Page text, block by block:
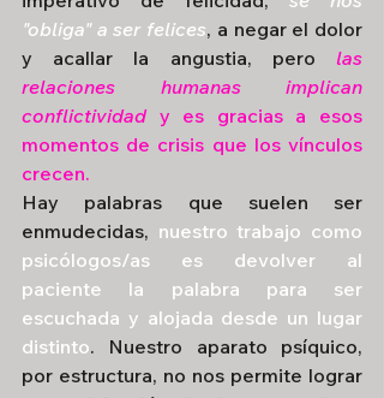
"obliga" a ser felices, a negar el dolor
y acallar la angustia, pero las
relaciones humanas implican
conflictividad y es gracias a esos
momentos de crisis que los vínculos
crecen.
Hay palabras que suelen ser
enmudecidas, nuestro trabajo como
psicólogos/as es devolver al
paciente la palabra para ser
escuchada y alojada desde un lugar
distinto. Nuestro aparato psíquico,
por estructura, no nos permite lograr